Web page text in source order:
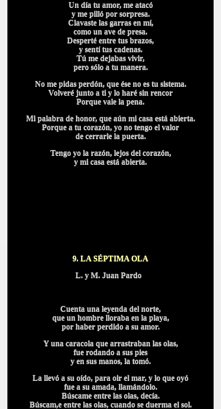
Un día tu amor, me atacó
y me pilló por sorpresa.
Clavaste las garras en mí,
como un ave de presa.
Desperté entre tus brazos,
y sentí tus cadenas.
Tú me dejabas vivir,
pero sólo a tu manera.
No me pidas perdón, que ése no es tu sistema.
Volveré junto a ti y lo haré sin rencor
Porque vale la pena.
Mi palabra de honor, que aún mi casa está abierta.
Porque a tu corazón, yo no tengo el valor
de cerrarle la puerta.
Tengo yo la razón, lejos del corazón,
y mi casa está abierta.
9. LA SÉPTIMA OLA
L. y M. Juan Pardo
Cuenta una leyenda del norte,
que un hombre lloraba en la playa,
por haber perdido a su amor.
Y una caracola que arrastraban las olas,
fue rodando a sus pies
y en sus manos, la tomó.
La llevó a su oído, para oir el mar, y lo que oyó
fue a su amada, llamándolo.
Búscame entre las olas, decía.
Búscam,e entre las olas, cuando se duerma el sol.